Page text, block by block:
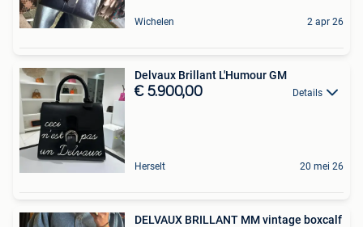
Wichelen 2 apr 26
Delvaux Brillant L'Humour GM
€ 5.900,00 Details
Herselt 20 mei 26
DELVAUX BRILLANT MM vintage boxcalf